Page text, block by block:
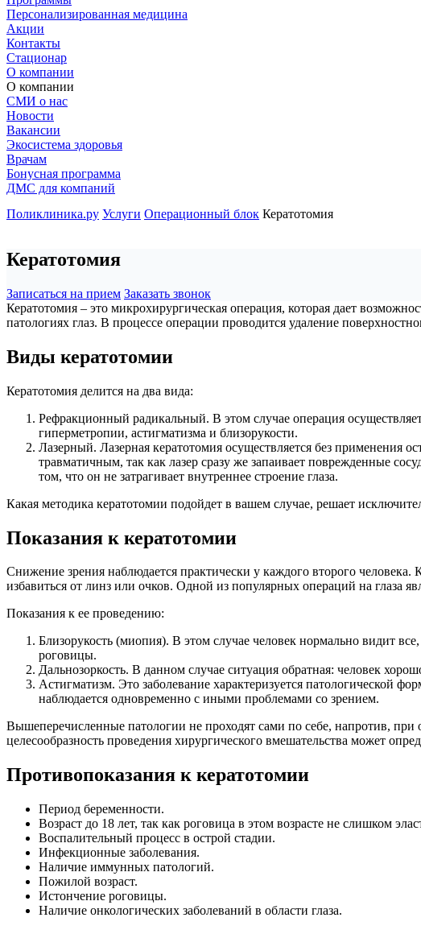
Персонализированная медицина
Акции
Контакты
Стационар
О компании
О компании
СМИ о нас
Новости
Вакансии
Экосистема здоровья
Врачам
Бонусная программа
ДМС для компаний
Поликлиника.ру Услуги Операционный блок Кератотомия
Кератотомия
Записаться на прием Заказать звонок
Кератотомия – это микрохирургическая операция, которая дает
патологиях глаз. В процессе операции проводится удаление
Виды кератотомии
Кератотомия делится на два вида:
Рефракционный радикальный. В этом случае операция
гиперметропии, астигматизма и близорукости.
Лазерный. Лазерная кератотомия осуществляется без применения
травматичным, так как лазер сразу же запаивает поврежденные
том, что он не затрагивает внутреннее строение глаза.
Какая методика кератотомии подойдет в вашем случае, решает
Показания к кератотомии
Снижение зрения наблюдается практически у каждого второго
избавиться от линз или очков. Одной из популярных операций на глаза
Показания к ее проведению:
Близорукость (миопия). В этом случае человек нормально видит
роговицы.
Дальнозоркость. В данном случае ситуация обратная: человек
Астигматизм. Это заболевание характеризуется патологической
наблюдается одновременно с иными проблемами со зрением.
Вышеперечисленные патологии не проходят сами по себе, напротив, при
целесообразность проведения хирургического вмешательства может
Противопоказания к кератотомии
Период беременности.
Возраст до 18 лет, так как роговица в этом возрасте не слишком
Воспалительный процесс в острой стадии.
Инфекционные заболевания.
Наличие иммунных патологий.
Пожилой возраст.
Истончение роговицы.
Наличие онкологических заболеваний в области глаза.